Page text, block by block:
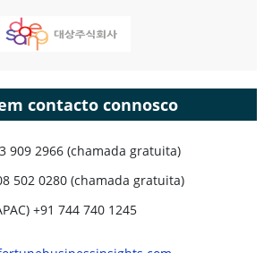
contacto connosco
909 2966 (chamada gratuita)
502 0280 (chamada gratuita)
+91 744 740 1245